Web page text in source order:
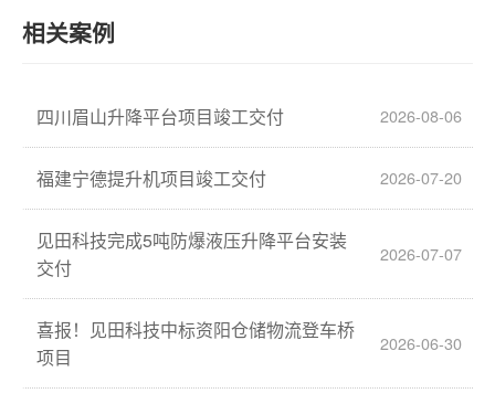
相关案例
四川眉山升降平台项目竣工交付 2026-08-06
福建宁德提升机项目竣工交付 2026-07-20
见田科技完成5吨防爆液压升降平台安装
交付
2026-07-07
喜报！见田科技中标资阳仓储物流登车桥
项目
2026-06-30